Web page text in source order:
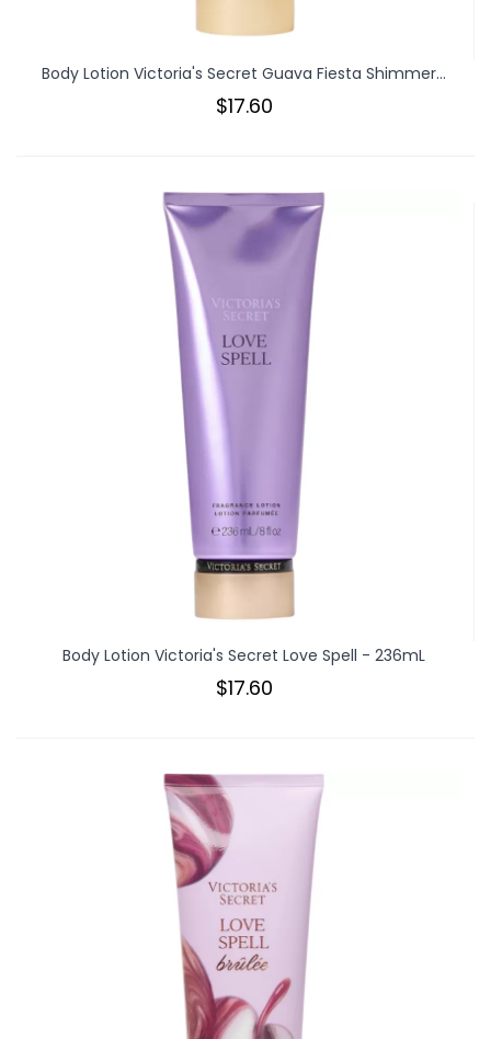
Body Lotion Victoria's Secret Guava Fiesta Shimmer...
$17.60
Body Lotion Victoria's Secret Love Spell - 236mL
$17.60